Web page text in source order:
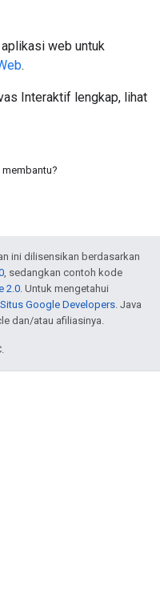
web untuk
.
Interaktif lengkap, lihat
ini dilisensikan berdasarkan
, sedangkan contoh kode
2.0. Untuk mengetahui
Google Developers. Java
dan/atau afiliasinya.